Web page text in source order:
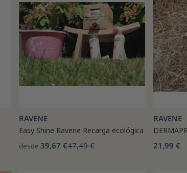
RAVENE
Easy Shine Ravene Recarga ecológica
desde 39,67 €47,49 €
RAVENE
21,99 €